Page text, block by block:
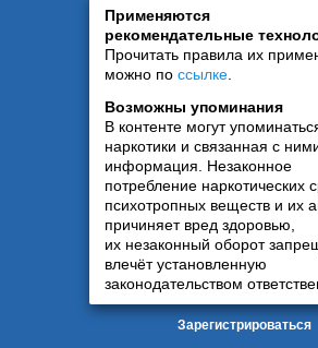
Применяются
рекомендательные
Прочитать правила их
можно по ссылке
Возможны упоминания
В контенте могут
наркотики и связанная с
информация. Незаконное
потребление наркотических
психотропных веществ и их
причиняет вред здоровью,
их незаконный оборот
влечёт установленную
законодательством
Зарегистрироваться